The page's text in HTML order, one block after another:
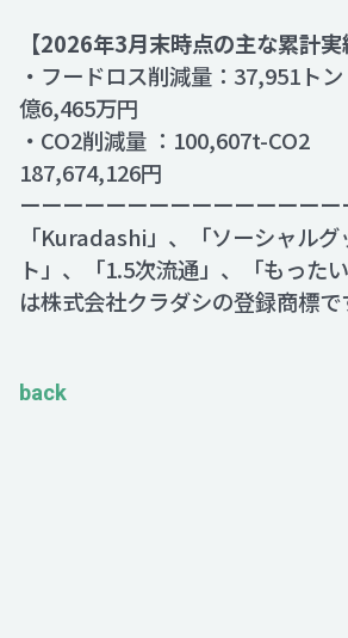
【2026年3月末時点の主な累計実
・フードロス削減量：37,951ト
億6,465万円
・CO2削減量 ：100,607t-CO2
187,674,126円
ーーーーーーーーーーーーーーー
「Kuradashi」、「ソーシャルグ
ト」、「1.5次流通」、「もった
は株式会社クラダシの登録商標で
back